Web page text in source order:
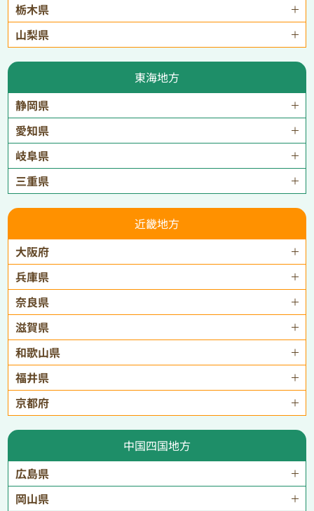
栃木県
山梨県
東海地方
静岡県
愛知県
岐阜県
三重県
近畿地方
大阪府
兵庫県
奈良県
滋賀県
和歌山県
福井県
京都府
中国四国地方
広島県
岡山県